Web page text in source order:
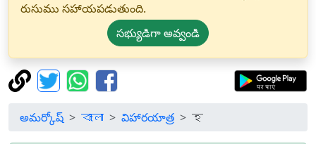
రుసుము సహాయపడుతుంది.
సభ్యుడిగా అవ్వండి
అమర్కోష్ বাংলা విహారయాత్ర হ